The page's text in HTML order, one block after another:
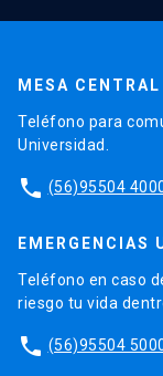
MESA CENTRAL
Teléfono para
Universidad.
phone (56)95504
EMERGENCIAS
Teléfono en caso
riesgo tu vida
phone (56)95504